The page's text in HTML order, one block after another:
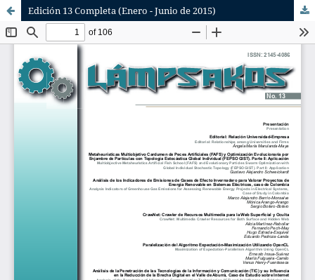
Edición 13 Completa (Enero - Junio de 2015)